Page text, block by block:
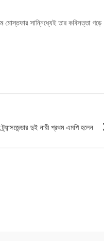
মোস্তফার সান্নিধ্যেই তার কবিসত্তা গড়ে
ট্র্যান্সজেন্ডার দুই নারী প্রথম এমপি হলেন